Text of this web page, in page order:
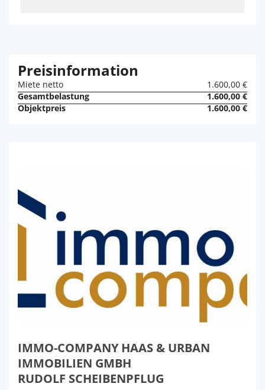
IMMO-COMPANY HAAS & URBAN
IMMOBILIEN GMBH
RUDOLF SCHEIBENPFLUG
Preisinformation
Miete netto
1.600,00 €
Gesamtbelastung
1.600,00 €
Objektpreis
1.600,00 €